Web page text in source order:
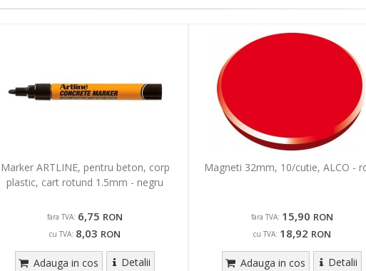
Marker ARTLINE, pentru beton, corp
plastic, cart rotund 1.5mm - negru
fara TVA: 6,75 RON
cu TVA: 8,03 RON
Adauga in cos Detalii
Magneti 32mm, 10/cutie, ALCO -
fara TVA: 15,90 RON
cu TVA: 18,92 RON
Adauga in cos Detalii